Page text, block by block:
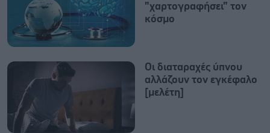
"χαρτογραφήσει" τον
κόσμο
Οι διαταραχές ύπνου
αλλάζουν τον εγκέφαλο
[μελέτη]